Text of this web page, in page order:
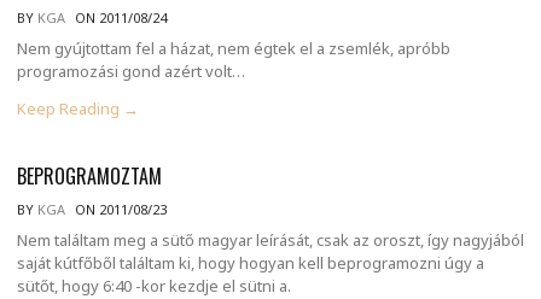
BY KGA ON 2011/08/24
Nem gyújtottam fel a házat, nem égtek el a zsemlék, apróbb
programozási gond azért volt…
Keep Reading →
BEPROGRAMOZTAM
BY KGA ON 2011/08/23
Nem találtam meg a sütő magyar leírását, csak az oroszt, így nagyjából
saját kútfőből találtam ki, hogy hogyan kell beprogramozni úgy a
sütőt, hogy 6:40 -kor kezdje el sütni a.